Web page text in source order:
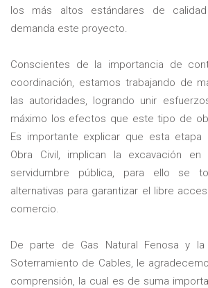
los más altos estándares de
demanda este proyecto.
Conscientes de la importancia de
coordinación, estamos trabajando de
las autoridades, logrando unir
máximo los efectos que este tipo de
Es importante explicar que esta
Obra Civil, implican la excavación
servidumbre pública, para ello se
alternativas para garantizar el libre
comercio.
De parte de Gas Natural Fenosa y la
Soterramiento de Cables, le
comprensión, la cual es de suma